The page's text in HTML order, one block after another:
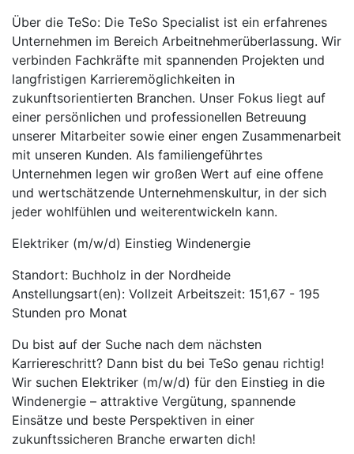
Über die TeSo: Die TeSo Specialist ist ein erfahrenes
Unternehmen im Bereich Arbeitnehmerüberlassung. Wir
verbinden Fachkräfte mit spannenden Projekten und
langfristigen Karrieremöglichkeiten in
zukunftsorientierten Branchen. Unser Fokus liegt auf
einer persönlichen und professionellen Betreuung
unserer Mitarbeiter sowie einer engen Zusammenarbeit
mit unseren Kunden. Als familiengeführtes
Unternehmen legen wir großen Wert auf eine offene
und wertschätzende Unternehmenskultur, in der sich
jeder wohlfühlen und weiterentwickeln kann.
Elektriker (m/w/d) Einstieg Windenergie
Standort: Buchholz in der Nordheide
Anstellungsart(en): Vollzeit Arbeitszeit: 151,67 - 195
Stunden pro Monat
Du bist auf der Suche nach dem nächsten
Karriereschritt? Dann bist du bei TeSo genau richtig!
Wir suchen Elektriker (m/w/d) für den Einstieg in die
Windenergie – attraktive Vergütung, spannende
Einsätze und beste Perspektiven in einer
zukunftssicheren Branche erwarten dich!